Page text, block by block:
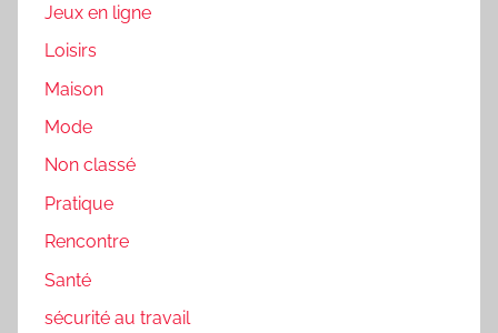
Jeux en ligne
Loisirs
Maison
Mode
Non classé
Pratique
Rencontre
Santé
sécurité au travail